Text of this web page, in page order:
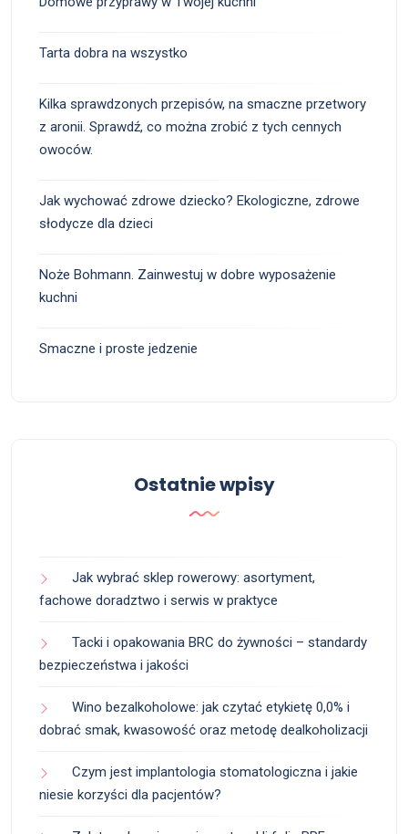
Tarta dobra na wszystko
Kilka sprawdzonych przepisów, na smaczne przetwory
z aronii. Sprawdź, co można zrobić z tych cennych
owoców.
Jak wychować zdrowe dziecko? Ekologiczne, zdrowe
słodycze dla dzieci
Noże Bohmann. Zainwestuj w dobre wyposażenie
kuchni
Smaczne i proste jedzenie
Ostatnie wpisy
Jak wybrać sklep rowerowy: asortyment,
fachowe doradztwo i serwis w praktyce
Tacki i opakowania BRC do żywności – standardy
bezpieczeństwa i jakości
Wino bezalkoholowe: jak czytać etykietę 0,0% i
dobrać smak, kwasowość oraz metodę dealkoholizacji
Czym jest implantologia stomatologiczna i jakie
niesie korzyści dla pacjentów?